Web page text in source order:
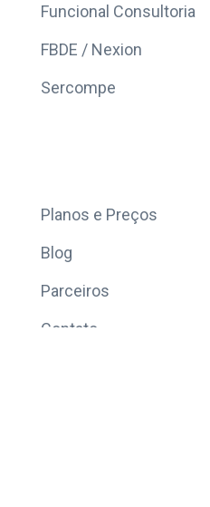
Funcional Consultoria
FBDE / Nexion
Sercompe
Planos e Preços
Blog
Parceiros
Contato